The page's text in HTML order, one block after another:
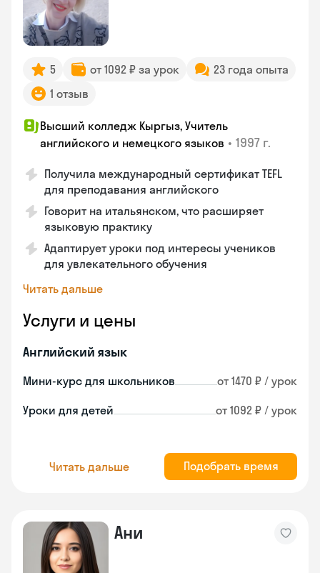
5 от 1092 ₽ за урок
23 года опыта
1 отзыв
Высший колледж Кыргыз, Учитель
английского и немецкого языков • 1997 г.
Получила международный сертификат TEFL
для преподавания английского
Говорит на итальянском, что расширяет
языковую практику
Адаптирует уроки под интересы учеников
для увлекательного обучения
Читать дальше
Услуги и цены
Английский язык
Мини-курс для школьников от 1470 ₽ / урок
Уроки для детей от 1092 ₽ / урок
Читать дальше Подобрать время
Ани